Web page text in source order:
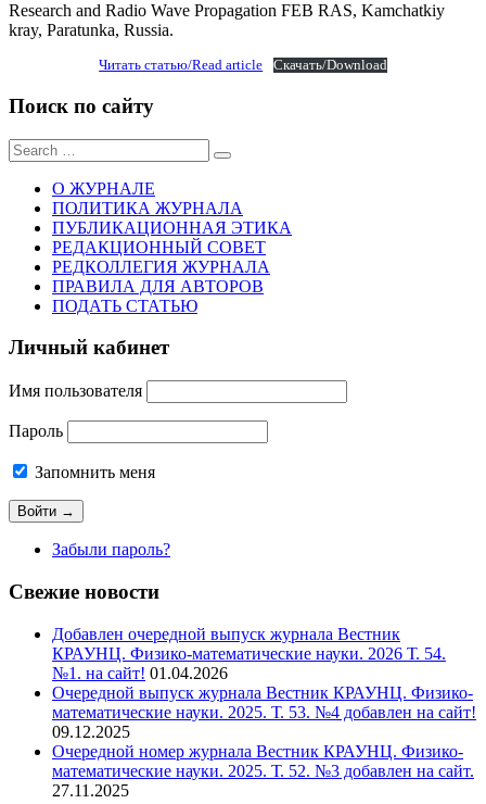
Research and Radio Wave Propagation FEB RAS, Kamchatkiy
kray, Paratunka, Russia.
Читать статью/Read article Скачать/Download
Поиск по сайту
Sear
for:
О ЖУРНАЛЕ
ПОЛИТИКА ЖУРНАЛА
ПУБЛИКАЦИОННАЯ ЭТИКА
РЕДАКЦИОННЫЙ СОВЕТ
РЕДКОЛЛЕГИЯ ЖУРНАЛА
ПРАВИЛА ДЛЯ АВТОРОВ
ПОДАТЬ СТАТЬЮ
Личный кабинет
Имя пользователя
Пароль
Запомнить меня
Забыли пароль?
Свежие новости
Добавлен очередной выпуск журнала Вестник
КРАУНЦ. Физико-математические науки. 2026 Т. 54.
№1. на сайт! 01.04.2026
Очередной выпуск журнала Вестник КРАУНЦ. Физико-
математические науки. 2025. Т. 53. №4 добавлен на сайт!
09.12.2025
Очередной номер журнала Вестник КРАУНЦ. Физико-
математические науки. 2025. Т. 52. №3 добавлен на сайт.
27.11.2025